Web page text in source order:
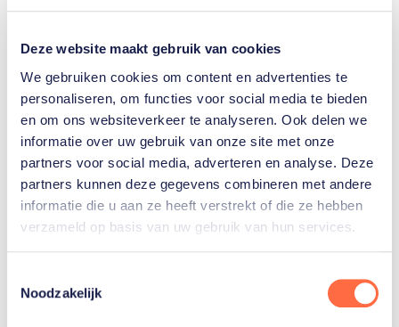
Deze website maakt gebruik van cookies
We gebruiken cookies om content en advertenties te
personaliseren, om functies voor social media te bieden
en om ons websiteverkeer te analyseren. Ook delen we
informatie over uw gebruik van onze site met onze
partners voor social media, adverteren en analyse. Deze
partners kunnen deze gegevens combineren met andere
informatie die u aan ze heeft verstrekt of die ze hebben
verzameld op basis van uw gebruik van hun services.
Noodzakelijk
Alle medailles die Nederland in deze sport
behaalde, zijn van lang geleden. In 1924 wonnen we
de laatste: brons voor het team op het wapen sabel.
Vier jaar daarvoor in Antwerpen was er brons voor
het sabelteam en ook voor Arie de Jong, individueel
op sabel. In 1912 in Stockholm waren er twee
teammedailles, zowel op degen als sabel. Allebei
opnieuw brons. Tijdens de - niet door het IOC
erkende - Tussenspelen van Athene in 1906 won de